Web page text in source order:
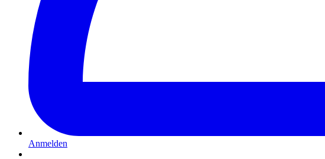
Anmelden